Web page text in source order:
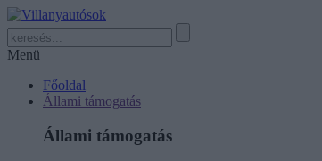
Menü
Főoldal
Állami támogatás
Állami támogatás